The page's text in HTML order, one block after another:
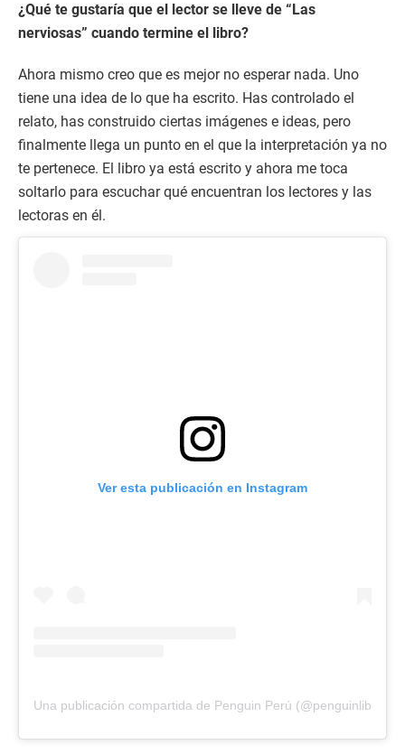
¿Qué te gustaría que el lector se lleve de “Las
nerviosas” cuando termine el libro?
Ahora mismo creo que es mejor no esperar nada. Uno
tiene una idea de lo que ha escrito. Has controlado el
relato, has construido ciertas imágenes e ideas, pero
finalmente llega un punto en el que la interpretación ya no
te pertenece. El libro ya está escrito y ahora me toca
soltarlo para escuchar qué encuentran los lectores y las
lectoras en él.
Ver esta publicación en Instagram
Una publicación compartida de Penguin Perú